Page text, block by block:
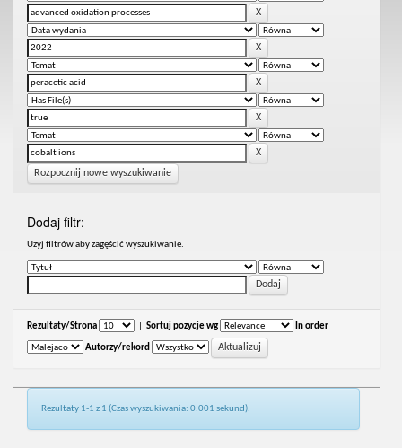
Rozpocznij nowe wyszukiwanie
Dodaj filtr:
Uzyj filtrów aby zagęścić wyszukiwanie.
Rezultaty/Strona Sortuj pozycje wg In order
Autorzy/rekord
Rezultaty 1-1 z 1 (Czas wyszukiwania: 0.001 sekund).